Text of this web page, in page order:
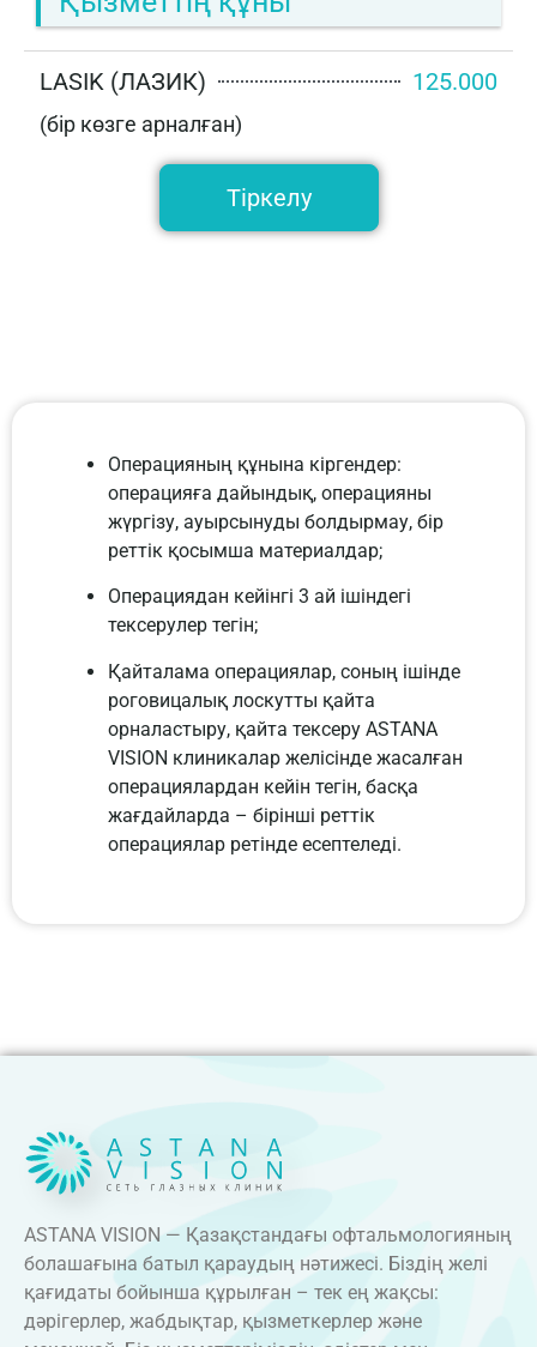
LASIK (ЛАЗИК) 125.000
(бір көзге арналған)
Тіркелу
Операцияның құнына кіргендер:
операцияға дайындық, операцияны
жүргізу, ауырсынуды болдырмау, бір
реттік қосымша материалдар;
Операциядан кейінгі 3 ай ішіндегі
тексерулер тегін;
Қайталама операциялар, соның ішінде
роговицалық лоскутты қайта
орналастыру, қайта тексеру ASTANA
VISION клиникалар желісінде жасалған
операциялардан кейін тегін, басқа
жағдайларда – бірінші реттік
операциялар ретінде есептеледі.
ASTANA VISION — Қазақстандағы офтальмологияның
болашағына батыл қараудың нәтижесі. Біздің желі
қағидаты бойынша құрылған – тек ең жақсы:
дәрігерлер, жабдықтар, қызметкерлер және